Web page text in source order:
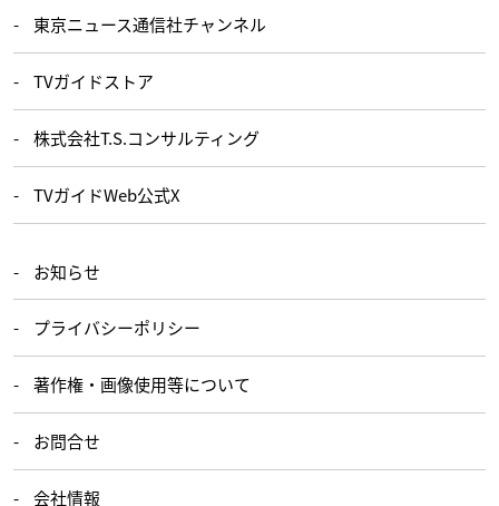
東京ニュース通信社チャンネル
TVガイドストア
株式会社T.S.コンサルティング
TVガイドWeb公式X
お知らせ
プライバシーポリシー
著作権・画像使用等について
お問合せ
会社情報